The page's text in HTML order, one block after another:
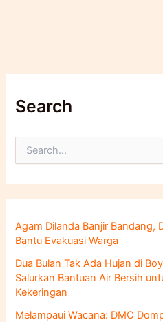
Search
a
t
u
k
:
Agam Dilanda Banjir Bandang,
Bantu Evakuasi Warga
Dua Bulan Tak Ada Hujan di
Salurkan Bantuan Air Bersih
Kekeringan
Melampaui Wacana: DMC